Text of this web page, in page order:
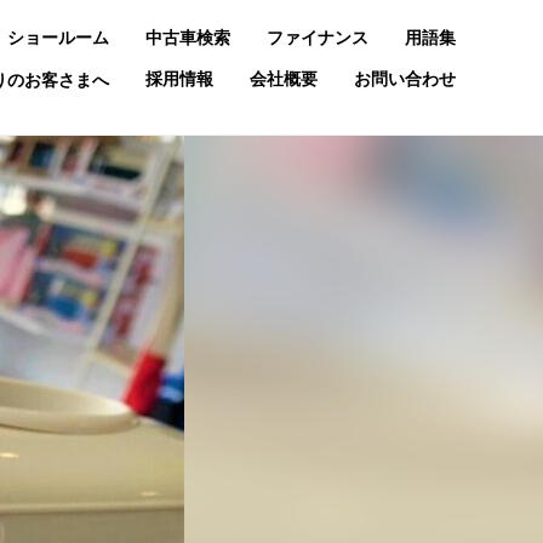
ショールーム 中古車検索 ファイナンス 用語集
お客さまへ 採用情報 会社概要 お問い合わせ